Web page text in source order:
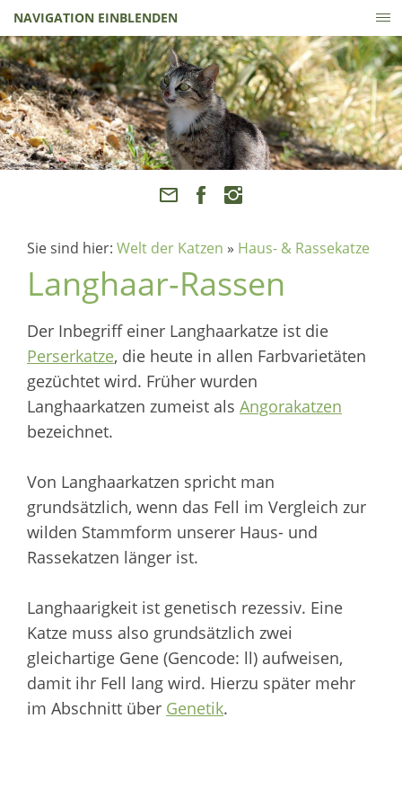
NAVIGATION EINBLENDEN
Sie sind hier: Welt der Katzen » Haus- & Rassekatze
Langhaar-Rassen
Der Inbegriff einer Langhaarkatze ist die
Perserkatze, die heute in allen Farbvarietäten
gezüchtet wird. Früher wurden
Langhaarkatzen zumeist als Angorakatzen
bezeichnet.
Von Langhaarkatzen spricht man
grundsätzlich, wenn das Fell im Vergleich zur
wilden Stammform unserer Haus- und
Rassekatzen länger ist.
Langhaarigkeit ist genetisch rezessiv. Eine
Katze muss also grundsätzlich zwei
gleichartige Gene (Gencode: ll) aufweisen,
damit ihr Fell lang wird. Hierzu später mehr
im Abschnitt über Genetik.